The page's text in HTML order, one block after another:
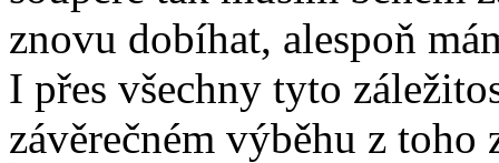
znovu dobíhat, alespoň
I přes všechny tyto
závěrečném výběhu z toho